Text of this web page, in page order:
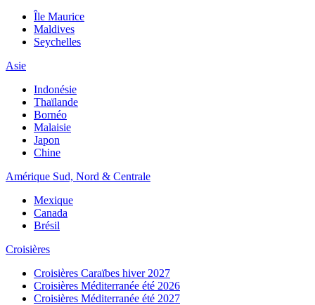
Île Maurice
Maldives
Seychelles
Asie
Indonésie
Thaïlande
Bornéo
Malaisie
Japon
Chine
Amérique Sud, Nord & Centrale
Mexique
Canada
Brésil
Croisières
Croisières Caraïbes hiver 2027
Croisières Méditerranée été 2026
Croisières Méditerranée été 2027